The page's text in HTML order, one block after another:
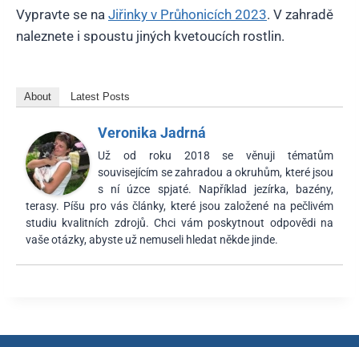
Vypravte se na Jiřinky v Průhonicích 2023. V zahradě
naleznete i spoustu jiných kvetoucích rostlin.
About Latest Posts
Veronika Jadrná
Už od roku 2018 se věnuji tématům
souvisejícím se zahradou a okruhům, které jsou
s ní úzce spjaté. Například jezírka, bazény,
terasy. Píšu pro vás články, které jsou založené na pečlivém
studiu kvalitních zdrojů. Chci vám poskytnout odpovědi na
vaše otázky, abyste už nemuseli hledat někde jinde.